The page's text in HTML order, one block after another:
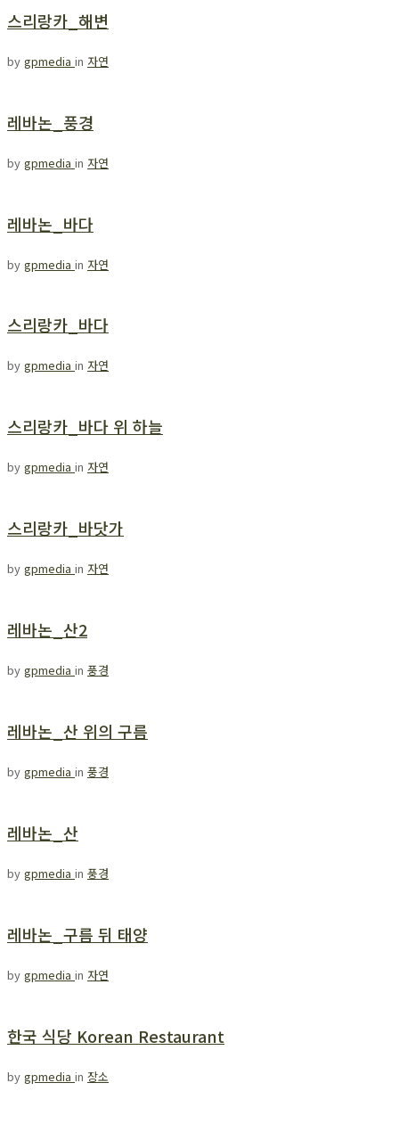
스리랑카_해변
by gpmedia in 자연
레바논_풍경
by gpmedia in 자연
레바논_바다
by gpmedia in 자연
스리랑카_바다
by gpmedia in 자연
스리랑카_바다 위 하늘
by gpmedia in 자연
스리랑카_바닷가
by gpmedia in 자연
레바논_산2
by gpmedia in 풍경
레바논_산 위의 구름
by gpmedia in 풍경
레바논_산
by gpmedia in 풍경
레바논_구름 뒤 태양
by gpmedia in 자연
한국 식당 Korean Restaurant
by gpmedia in 장소